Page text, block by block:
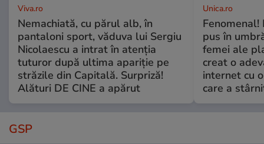
Viva.ro
Nemachiată, cu părul alb, în
pantaloni sport, văduva lui Sergiu
Nicolaescu a intrat în atenția
tuturor după ultima apariție pe
străzile din Capitală. Surpriză!
Alături DE CINE a apărut
Unica.ro
pus în
femei ale
creat o
internet cu
care a
GSP